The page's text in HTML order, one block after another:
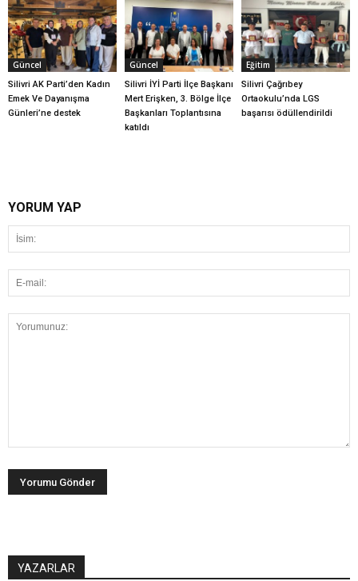
Güncel
Silivri AK Parti’den Kadın
Emek Ve Dayanışma
Günleri’ne destek
Güncel
Silivri İYİ Parti İlçe Başkanı
Mert Erişken, 3. Bölge İlçe
Başkanları Toplantısına
katıldı
Eğitim
Silivri Çağrıbey
Ortaokulu’nda LGS
başarısı ödüllendirildi
YORUM YAP
YAZARLAR